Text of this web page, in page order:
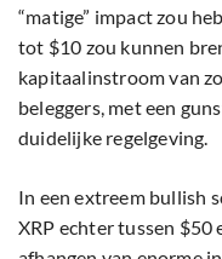
“matige” impact zou
tot $10 zou kunnen
kapitaalinstroom van
beleggers, met een
duidelijke regelgeving.
In een extreem bullish
XRP echter tussen $50